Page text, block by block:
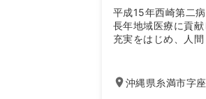
平成15年西崎第二
長年地域医療に貢
充実をはじめ、人
し、今後益々地域
す。
沖縄県糸満市字